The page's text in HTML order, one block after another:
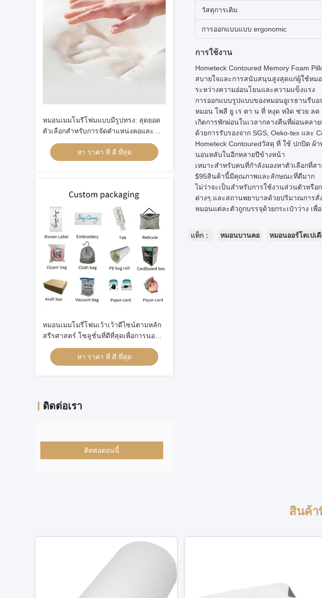
หมอนเมมโมรีโฟมแบบมีรูปทรง: สุดยอด
ตัวเลือกสำหรับการจัดตำแหน่งคอและ
ศีรษะของผู้ที่นอนหงาย
หา ราคา ที่ ดี ที่สุด
หมอนเมมโมรี่โฟมเว้าเว้าดีไซน์ตามหลัก
สรีรศาสตร์ โซลูชั่นที่ดีที่สุดเพื่อการนอน
หลับพักผ่อนอย่างเต็มที่
หา ราคา ที่ ดี ที่สุด
ติดต่อเรา
ติดต่อตอนนี้
วัสดุการเติม
การออกแบบแบบ ergonomic
การใช้งาน
Hometeck Contoured Memory Foam
สบายใจและการสนับสนุนสูงสุดแก่ผู้ใช้ห
ระหว่างความอ่อนโยนและความแข็งแรง
การออกแบบรูปแบบของหมอนยูเรธานรีบ
หมอน โพลี ยู เร ตา น ที่ หงุด หงิด ช่วย ล
เกิดการพักผ่อนในเวลากลางคืนที่ผ่อนคลาย
ด้วยการรับรองจาก SGS, Oeko-tex และ
Hometeck Contouredวัสดุ ที่ ใช้ ปกปิด ผ้
นอนหลับในอีกหลายปีข้างหน้า
เหมาะสําหรับคนที่กําลังมองหาตัวเลือกที่
$95สินค้านี้มีคุณภาพและลักษณะที่ดีมาก
ไม่ว่าจะเป็นสําหรับการใช้งานส่วนตัวหรือ
ต่างๆ.และสถานพยาบาลด้วยปริมาณการ
หมอนแต่ละตัวถูกบรรจุด้วยกระเป๋าว่าง เ
แท็ก： หมอนบานคอ หมอนออร์โตเปเ
สินค้า